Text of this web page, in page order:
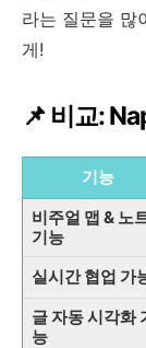
라는 질문을 많
게!
📌 비교:
기능
비주얼 맵 & 노
기능
실시간 협업 가
글 자동 시각화
능